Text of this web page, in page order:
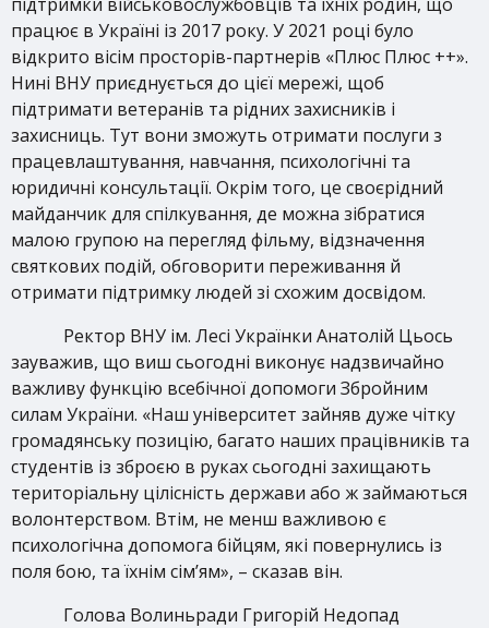
працює в Україні із 2017 року. У 2021 році було
відкрито вісім просторів-партнерів «Плюс Плюс ++».
Нині ВНУ приєднується до цієї мережі, щоб
підтримати ветеранів та рідних захисників і
захисниць. Тут вони зможуть отримати послуги з
працевлаштування, навчання, психологічні та
юридичні консультації. Окрім того, це своєрідний
майданчик для спілкування, де можна зібратися
малою групою на перегляд фільму, відзначення
святкових подій, обговорити переживання й
отримати підтримку людей зі схожим досвідом.
Ректор ВНУ ім. Лесі Українки Анатолій Цьось
зауважив, що виш сьогодні виконує надзвичайно
важливу функцію всебічної допомоги Збройним
силам України. «Наш університет зайняв дуже чітку
громадянську позицію, багато наших працівників та
студентів із зброєю в руках сьогодні захищають
територіальну цілісність держави або ж займаються
волонтерством. Втім, не менш важливою є
психологічна допомога бійцям, які повернулись із
поля бою, та їхнім сім’ям», – сказав він.
Голова Волиньради Григорій Недопад